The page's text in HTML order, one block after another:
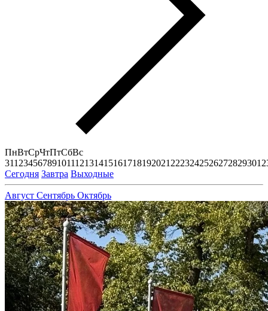
ПнВтСрЧтПтСбВс
311 23456789101112131415161718192021 2223242526272829301 2
Сегодня Завтра Выходные
Август Сентябрь Октябрь